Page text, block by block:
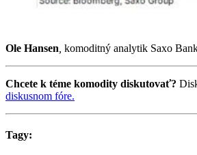
Ole Hansen komoditný analytik Saxo
Chcete k téme komodity diskutovať?
diskusnom fóre.
Tagy: